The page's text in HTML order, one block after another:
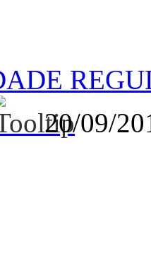
20/09/